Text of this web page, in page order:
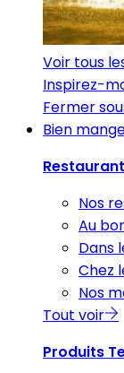
Voir tous
Inspirez-
Fermer
Bien
Nos
Au
Dans
Chez
Nos
Tout voir
Produits